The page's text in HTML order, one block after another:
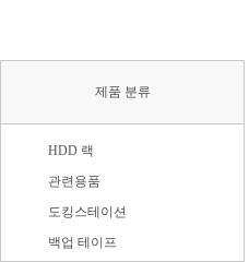
제품 분류
HDD 랙
관련용품
도킹스테이션
백업 테이프